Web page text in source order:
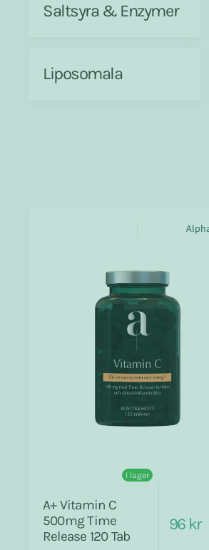
Saltsyra & Enzymer
Liposomala
I lager
A+ Vitamin C
500mg Time
Release 120 Tab
96 kr